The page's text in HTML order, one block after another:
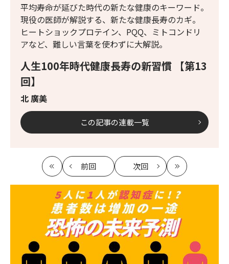
人生100年時代健康長寿の新習慣 【第13
回】
北 廣美
平均寿命が延びた時代の新たな健康のキーワード。
現役の医師が解説する、新たな健康長寿のカギ。
ヒートショックプロテイン、PQQ、ミトコンドリ
アなど、難しい言葉を使わずに大解説。
この記事の連載一覧
最
初
前回
記
事
へ
次回
記
事
へ
最
新